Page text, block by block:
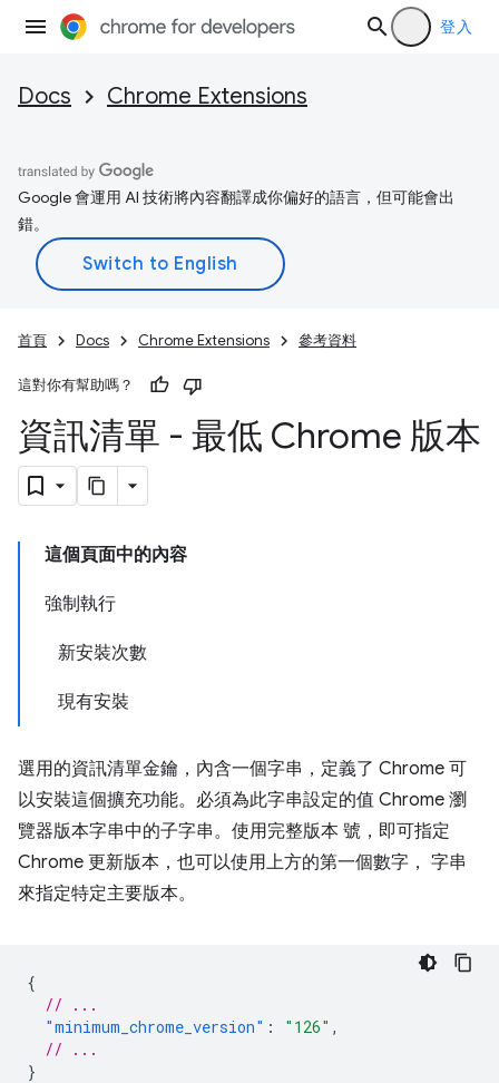
登入
Docs Chrome Extensions
Google 會運用 AI 技術將內容翻譯成你偏好的語言，但可能會出
錯。
首頁 Docs Chrome Extensions 參考資料
這對你有幫助嗎？
資訊清單 - 最低 Chrome 版本
這個頁面中的內容
強制執行
新安裝次數
現有安裝
選用的資訊清單金鑰，內含一個字串，定義了 Chrome 可
以安裝這個擴充功能。必須為此字串設定的值 Chrome 瀏
覽器版本字串中的子字串。使用完整版本 號，即可指定
Chrome 更新版本，也可以使用上方的第一個數字， 字串
來指定特定主要版本。
{
// ...
"minimum_chrome_version" : "126" ,
// ...
}